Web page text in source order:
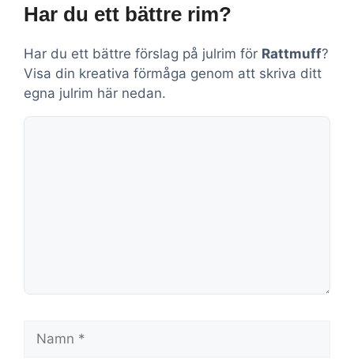
Har du ett bättre rim?
Har du ett bättre förslag på julrim för Rattmuff?
Visa din kreativa förmåga genom att skriva ditt
egna julrim här nedan.
Kommentar